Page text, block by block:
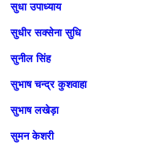
सुधा उपाध्याय
सुधीर सक्‍सेना सुधि
सुनील सिंह
सुभाष चन्द्र कुशवाहा
सुभाष लखेड़ा
सुमन केशरी